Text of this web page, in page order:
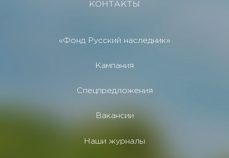
КОНТАКТЫ
«Фонд Русский наследник»
Кампания
Спецпредложения
Вакансии
Наши журналы